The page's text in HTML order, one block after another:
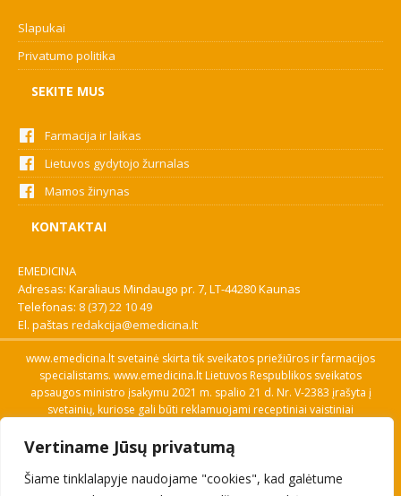
Vertiname Jūsų privatumą
Šiame tinklalapyje naudojame "cookies", kad galėtume
Slapukai
Privatumo politika
SEKITE MUS
Farmacija ir laikas
Lietuvos gydytojo žurnalas
Mamos žinynas
KONTAKTAI
EMEDICINA
Adresas: Karaliaus Mindaugo pr. 7, LT-44280 Kaunas
Telefonas: 8 (37) 22 10 49
El. paštas redakcija@emedicina.lt
www.emedicina.lt svetainė skirta tik sveikatos priežiūros ir farmacijos
specialistams. www.emedicina.lt Lietuvos Respublikos sveikatos
apsaugos ministro įsakymu 2021 m. spalio 21 d. Nr. V-2383 įrašyta į
svetainių, kuriose gali būti reklamuojami receptiniai vaistiniai
savo profesinę kvalifikaciją. Naudingos nuorodos: Vaistų ir medicinos
pagalbos priemonių kainų paieška, VVKT tinklalapis, Sveikatos
priežiūros ar farmacijos specialisto pranešimo apie įtariamą